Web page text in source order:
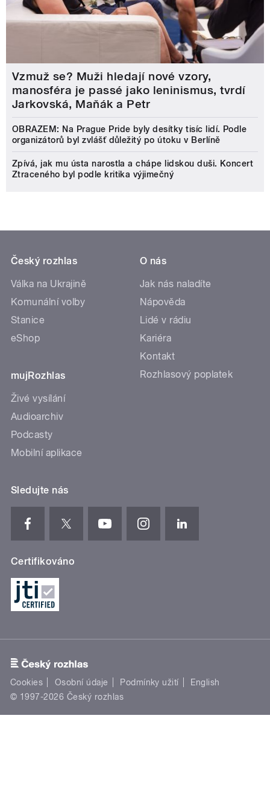
Vzmuž se? Muži hledají nové vzory,
manosféra je passé jako leninismus, tvrdí
Jarkovská, Maňák a Petr
OBRAZEM: Na Prague Pride byly desítky tisíc lidí. Podle
organizátorů byl zvlášť důležitý po útoku v Berlíně
Zpívá, jak mu ústa narostla a chápe lidskou duši. Koncert
Ztraceného byl podle kritika výjimečný
Český rozhlas
Válka na Ukrajině
Komunální volby
Stanice
eShop
mujRozhlas
Živé vysílání
Audioarchiv
Podcasty
Mobilní aplikace
O nás
Jak nás naladíte
Nápověda
Lidé v rádiu
Kariéra
Kontakt
Rozhlasový poplatek
Sledujte nás
Certifikováno
Cookies Osobní údaje Podmínky užití
English
© 1997-2026 Český rozhlas